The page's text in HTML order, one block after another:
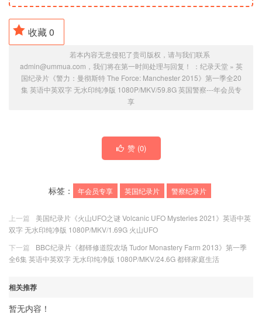
收藏0
若本内容无意侵犯了贵司版权，请与我们联系
admin@ummua.com，我们将在第一时间处理与回复！ ： 纪录天堂» 英
国纪录片《警力：曼彻斯特 The Force: Manchester 2015》第一季全20
集 英语中英双字 无水印纯净版 1080P/MKV/59.8G 英国警察---年会员专
享
赞 (0)
标签： 年会员专享 英国纪录片 警察纪录片
上一篇
美国纪录片《火山UFO之谜 Volcanic UFO Mysteries 2021》英语中英
双字 无水印纯净版 1080P/MKV/1.69G 火山UFO
下一篇
BBC纪录片《都铎修道院农场 Tudor Monastery Farm 2013》第一季
全6集 英语中英双字 无水印纯净版 1080P/MKV/24.6G 都铎家庭生活
相关推荐
暂无内容！